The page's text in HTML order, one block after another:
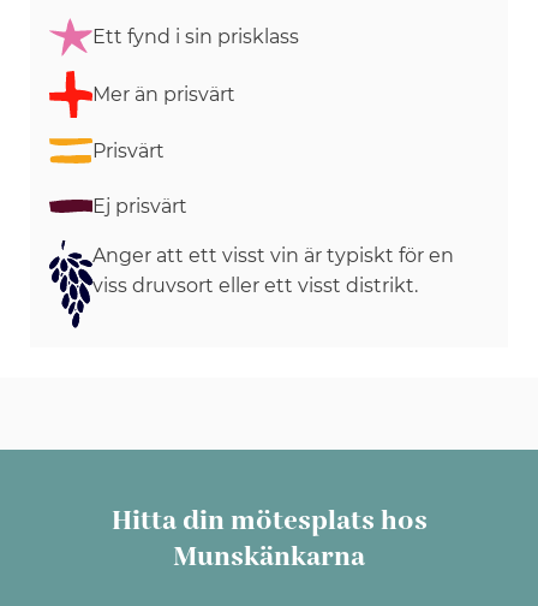
Ett fynd i sin prisklass
Mer än prisvärt
Prisvärt
Ej prisvärt
Anger att ett visst vin är typiskt för en
viss druvsort eller ett visst distrikt.
Hitta din mötesplats hos
Munskänkarna